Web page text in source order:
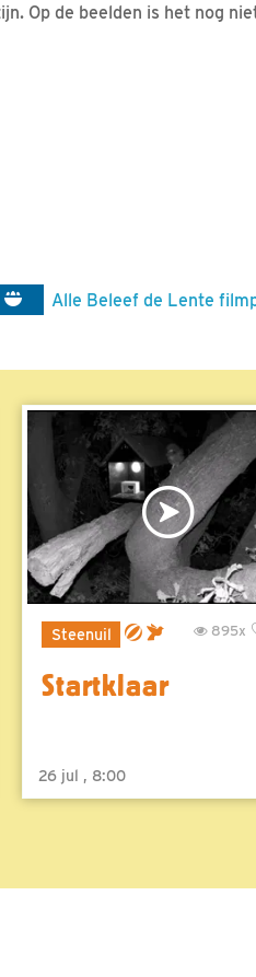
Op de beelden is het nog
Alle Beleef de Lente
Steenuil 895x
Startklaar
26 jul , 8:00